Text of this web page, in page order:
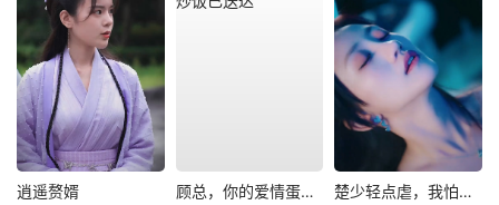
逍遥赘婿 顾总，你的爱情蛋炒饭已送达 楚少轻点虐，我怕夫人受不住